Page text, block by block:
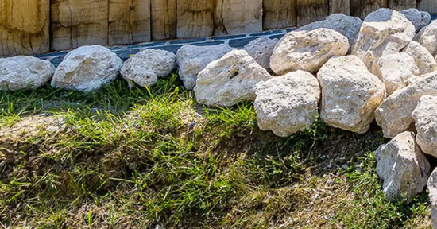
Produits > Habillages extérieur aluminium > Tous nos habillages extérieurs
Produits > Habillages extérieur aluminium > Habillage de jardinière
Produits > Habillages extérieur aluminium > Habillage de climatiseur et
Produits > Habillages extérieur aluminium > Habillage de spot
Produits > Habillages extérieur aluminium > Habillage de façade
Produits > Habillages extérieur aluminium > Habillage de poubelle
Produits > Habillages extérieur aluminium > Treillis végétalisable
Produits > Produits par collection > Comparer les collections
Produits > Produits par collection > Collection Archy
Produits > Produits par collection > Collection Cosy
Produits > Produits par collection > Collection Trady
Produits > Produits par collection > Collection Fresk